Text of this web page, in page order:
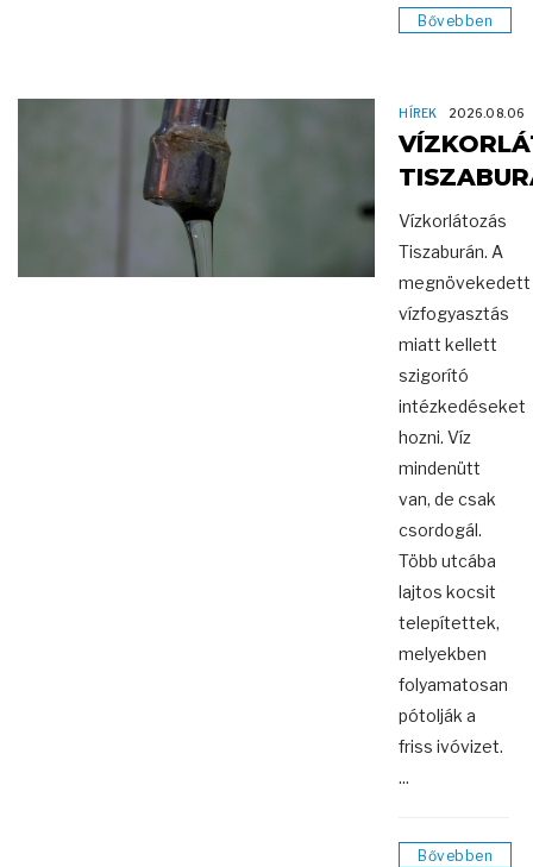
Bővebben
HÍREK 2026.08.06
Vízkorlátozás
Tiszaburán. A
megnövekedett
vízfogyasztás
miatt kellett
szigorító
intézkedéseket
hozni. Víz
mindenütt
van, de csak
csordogál.
Több utcába
lajtos kocsit
telepítettek,
melyekben
folyamatosan
pótolják a
friss ivóvizet.
...
Bővebben